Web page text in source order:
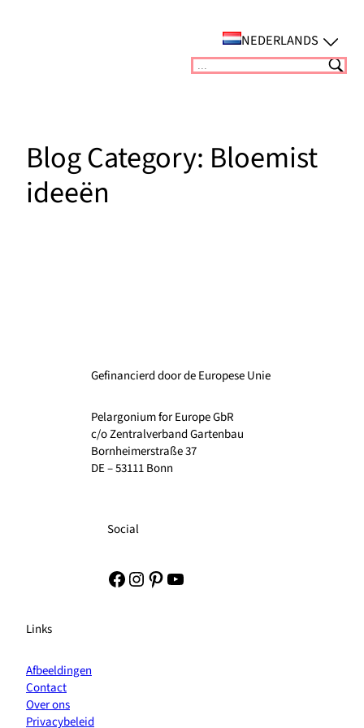
NEDERLANDS
Suchen
Blog Category: Bloemist
ideeën
Gefinancierd door de Europese Unie
Pelargonium for Europe GbR
c/o Zentralverband Gartenbau
Bornheimerstraße 37
DE – 53111 Bonn
Social
Facebook
Instagram
Pinterest
YouTube
Links
Afbeeldingen
Contact
Over ons
Privacybeleid